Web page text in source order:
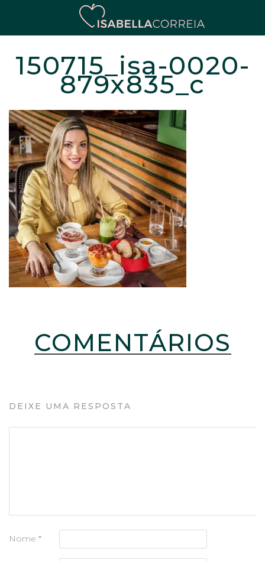
150715_isa-0020-
879x835_c
COMENTÁRIOS
DEIXE UMA RESPOSTA
Nome *